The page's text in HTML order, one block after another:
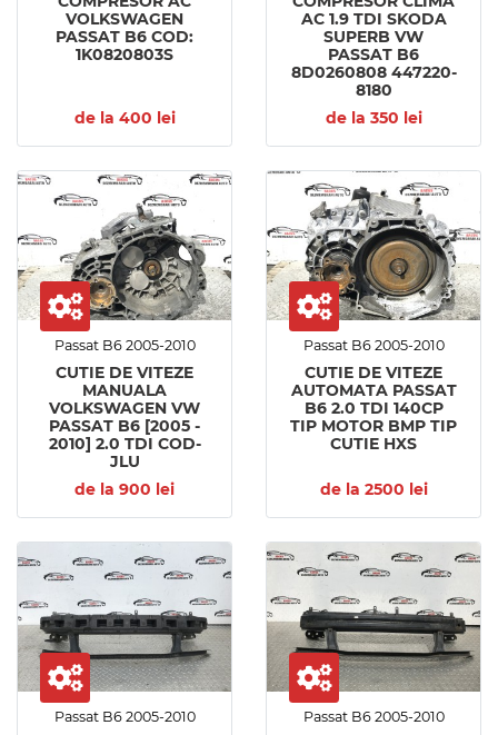
VOLKSWAGEN
PASSAT B6 COD:
1K0820803S
de la 400 lei
AC 1.9 TDI SKODA
SUPERB VW
PASSAT B6
8D0260808 447220-
8180
de la 350 lei
Passat B6 2005-2010
CUTIE DE VITEZE
MANUALA
VOLKSWAGEN VW
PASSAT B6 [2005 -
2010] 2.0 TDI COD-
JLU
de la 900 lei
Passat B6 2005-2010
CUTIE DE VITEZE
AUTOMATA PASSAT
B6 2.0 TDI 140CP
TIP MOTOR BMP TIP
CUTIE HXS
de la 2500 lei
Passat B6 2005-2010 Passat B6 2005-2010